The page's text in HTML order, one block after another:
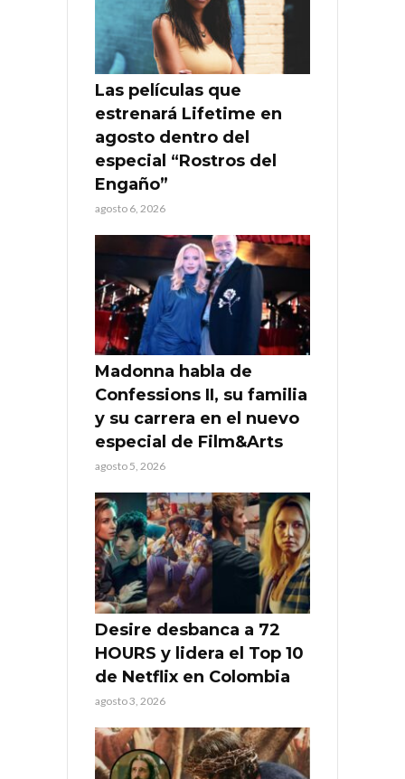
Las películas que
estrenará Lifetime en
agosto dentro del
especial “Rostros del
Engaño”
agosto 6, 2026
Madonna habla de
Confessions II, su familia
y su carrera en el nuevo
especial de Film&Arts
agosto 5, 2026
Desire desbanca a 72
HOURS y lidera el Top 10
de Netflix en Colombia
agosto 3, 2026